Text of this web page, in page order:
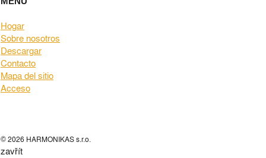
Hogar
Sobre nosotros
Descargar
Contacto
Mapa del sitio
Acceso
© 2026 HARMONIKAS s.r.o.
zavřít